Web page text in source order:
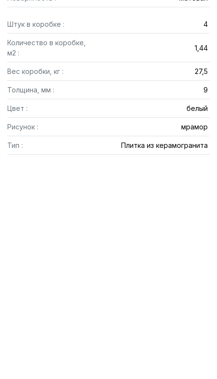
Штук в коробке : 4
Количество в коробке,
м2 :
1,44
Вес коробки, кг : 27,5
Толщина, мм : 9
Цвет : белый
Рисунок : мрамор
Тип : Плитка из керамогранита